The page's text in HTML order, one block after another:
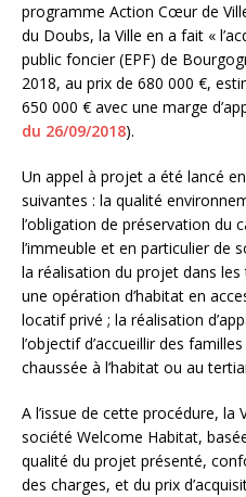
programme Action Cœur de
du Doubs, la Ville en a fait «
public foncier (EPF) de
2018, au prix de 680 000 €,
650 000 € avec une marge
du 26/09/2018).
Un appel à projet a été lancé
suivantes : la qualité
l’obligation de préservation du
l’immeuble et en particulier de
la réalisation du projet dans
une opération d’habitat en
locatif privé ; la réalisation
l’objectif d’accueillir des
chaussée à l’habitat ou au
A l’issue de cette procédure, la
société Welcome Habitat,
qualité du projet présenté,
des charges, et du prix